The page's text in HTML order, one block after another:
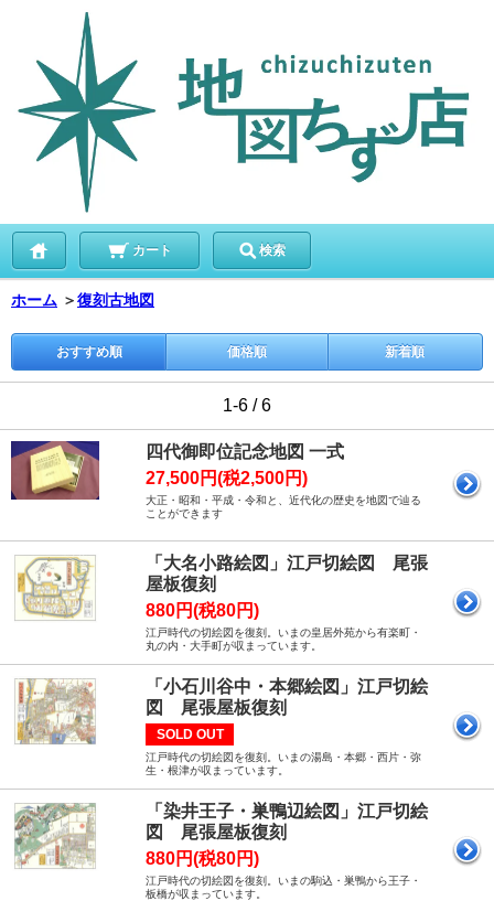
カート 検索
ホーム ＞復刻古地図
おすすめ順 価格順 新着順
1-6 / 6
四代御即位記念地図 一式
27,500円(税2,500円)
大正・昭和・平成・令和と、近代化の歴史を地図で辿る
ことができます
「大名小路絵図」江戸切絵図 尾張
屋板復刻
880円(税80円)
江戸時代の切絵図を復刻。いまの皇居外苑から有楽町・
丸の内・大手町が収まっています。
「小石川谷中・本郷絵図」江戸切絵
図 尾張屋板復刻
SOLD OUT
江戸時代の切絵図を復刻。いまの湯島・本郷・西片・弥
生・根津が収まっています。
「染井王子・巣鴨辺絵図」江戸切絵
図 尾張屋板復刻
880円(税80円)
江戸時代の切絵図を復刻。いまの駒込・巣鴨から王子・
板橋が収まっています。